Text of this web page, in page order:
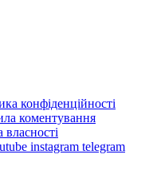
конфіденційності
коментування
instagram telegram